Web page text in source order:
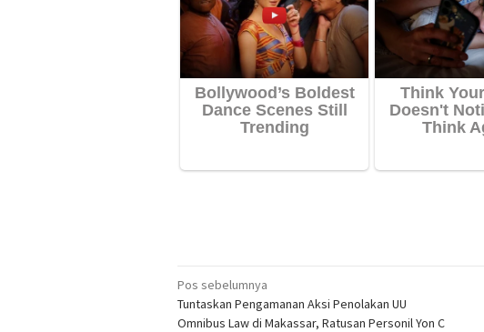
Navigasi
pos
Pos sebelumnya
Tuntaskan Pengamanan Aksi Penolakan UU
Omnibus Law di Makassar, Ratusan Personil Yon C